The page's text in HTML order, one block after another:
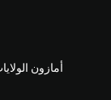
أمازون